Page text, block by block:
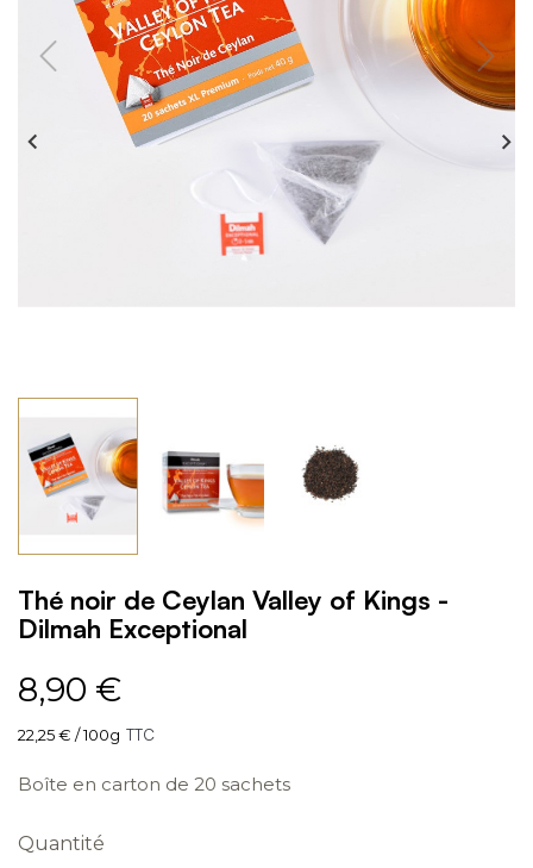
Thé noir de Ceylan Valley of Kings -
Dilmah Exceptional
8,90 €
22,25 € / 100g TTC
Boîte en carton de 20 sachets
Quantité